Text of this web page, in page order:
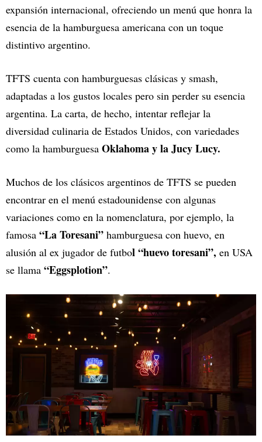
expansión internacional, ofreciendo un menú que honra la
esencia de la hamburguesa americana con un toque
distintivo argentino.
TFTS cuenta con hamburguesas clásicas y smash,
adaptadas a los gustos locales pero sin perder su esencia
argentina. La carta, de hecho, intentar reflejar la
diversidad culinaria de Estados Unidos, con variedades
como la hamburguesa Oklahoma y la Jucy Lucy.
Muchos de los clásicos argentinos de TFTS se pueden
encontrar en el menú estadounidense con algunas
variaciones como en la nomenclatura, por ejemplo, la
famosa “La Toresani” hamburguesa con huevo, en
alusión al ex jugador de futbol “huevo toresani”, en USA
se llama “Eggsplotion”.